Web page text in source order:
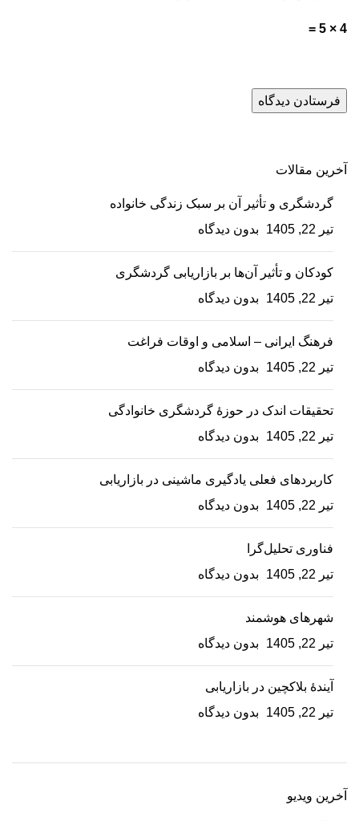
4 × 5 =
آخرین مقالات
گردشگری و تأثیر آن بر سبک زندگی خانواده
تیر 22, 1405
بدون دیدگاه
کودکان و تأثیر آن‌ها بر بازاریابی گردشگری
تیر 22, 1405
بدون دیدگاه
فرهنگ ایرانی – اسلامی و اوقات فراغت
تیر 22, 1405
بدون دیدگاه
تحقیقات اندک در حوزۀ گردشگری خانوادگی
تیر 22, 1405
بدون دیدگاه
کاربردهای فعلی یادگیری ماشینی در بازاریابی
تیر 22, 1405
بدون دیدگاه
فناوری تحلیل‌گرا
تیر 22, 1405
بدون دیدگاه
شهرهای هوشمند
تیر 22, 1405
بدون دیدگاه
آیندۀ بلاکچین در بازاریابی
تیر 22, 1405
بدون دیدگاه
آخرین ویدیو